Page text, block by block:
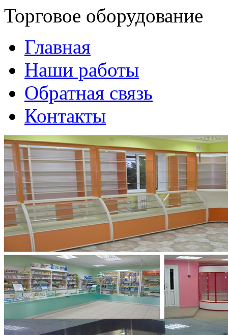
Торговое оборудование
Главная
Наши работы
Обратная связь
Контакты